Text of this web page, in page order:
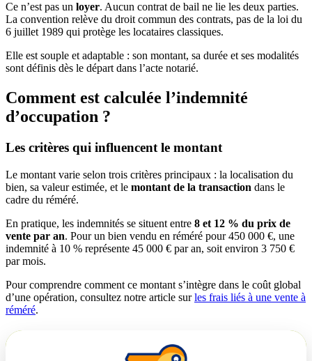
Ce n’est pas un loyer. Aucun contrat de bail ne lie les deux parties.
La convention relève du droit commun des contrats, pas de la loi du
6 juillet 1989 qui protège les locataires classiques.
Elle est souple et adaptable : son montant, sa durée et ses modalités
sont définis dès le départ dans l’acte notarié.
Comment est calculée l’indemnité
d’occupation ?
Les critères qui influencent le montant
Le montant varie selon trois critères principaux : la localisation du
bien, sa valeur estimée, et le montant de la transaction dans le
cadre du réméré.
En pratique, les indemnités se situent entre 8 et 12 % du prix de
vente par an. Pour un bien vendu en réméré pour 450 000 €, une
indemnité à 10 % représente 45 000 € par an, soit environ 3 750 €
par mois.
Pour comprendre comment ce montant s’intègre dans le coût global
d’une opération, consultez notre article surles frais liés à une vente à
réméré.